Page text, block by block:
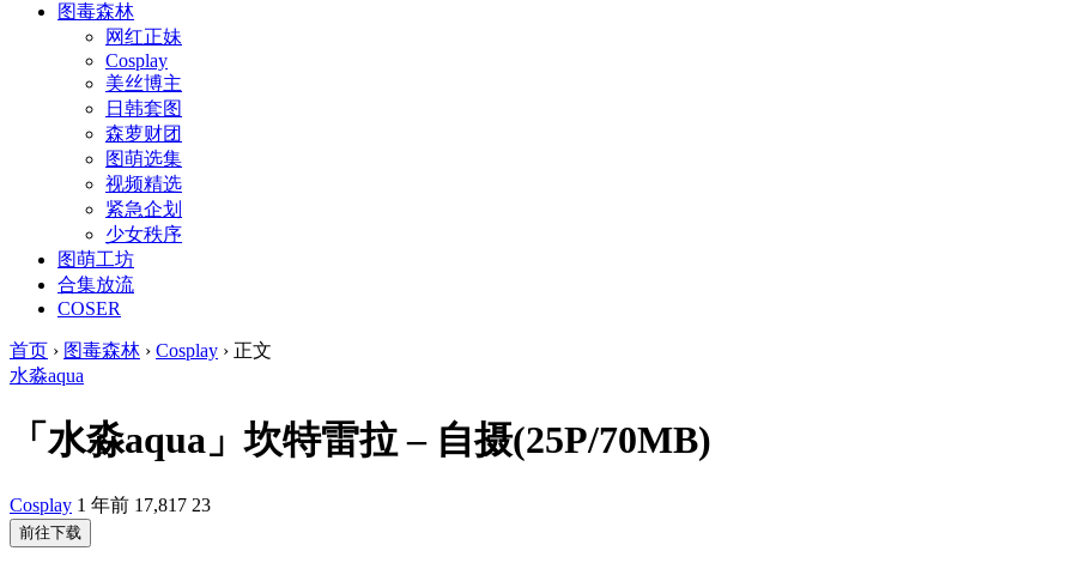
图毒森林
网红正妹
Cosplay
美丝博主
日韩套图
森萝财团
图萌选集
视频精选
紧急企划
少女秩序
图萌工坊
合集放流
COSER
首页 › 图毒森林 › Cosplay › 正文
水淼aqua
「水淼aqua」坎特雷拉 – 自摄(25P/70MB)
Cosplay 1 年前 17,817 23
前往下载